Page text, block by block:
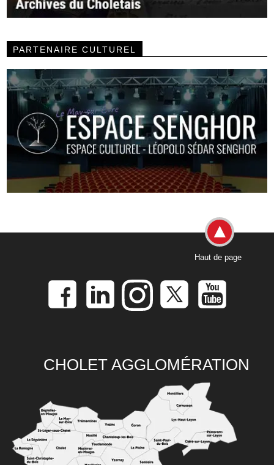
PARTENAIRE CULTUREL
Haut de page
CHOLET AGGLOMÉRATION